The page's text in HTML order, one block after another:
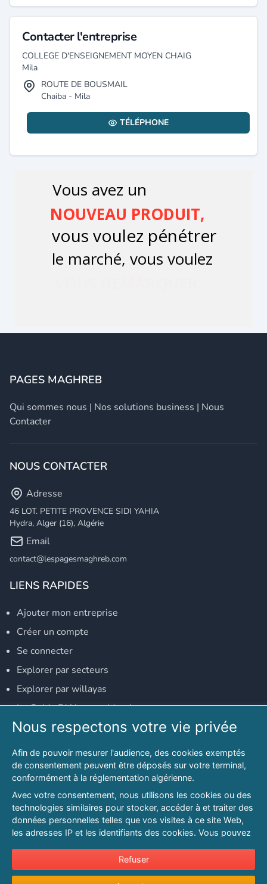
Contacter l'entreprise
COLLEGE D'ENSEIGNEMENT MOYEN CHAIG
Mila
ROUTE DE BOUSMAIL
Chaiba - Mila
TÉLÉPHONE
PAGES MAGHREB
Qui sommes nous | Nos solutions business | Nous
Contacter
NOUS CONTACTER
Adresse
46 LOT. PETITE PROVENCE SIDI YAHIA
Hydra, Alger (16), Algérie
Email
contact@lespagesmaghreb.com
LIENS RAPIDES
Ajouter mon entreprise
Créer un compte
Se connecter
Explorer par secteurs
Explorer par willayas
Le Guide D'Alger, guide-alger.com
NOS RÉSEAUX SOCIAUX
Notre page Facebook
Notre page LinkedIn
Notre page Instagram
Notre page Twitter
© 2026 PAGESMAGHREB.COM. ALL RIGHTS RESERVED
Conditions générales d'utilisation
Nous respectons votre vie privée
Afin de pouvoir mesurer l'audience, des cookies exemptés
de consentement peuvent être déposés sur votre terminal,
conformément à la réglementation algérienne.
Avec votre consentement, nous utilisons les cookies ou des
technologies similaires pour stocker, accéder à et traiter des
données personnelles telles que vos visites à ce site Web,
les adresses IP et les identifiants des cookies. Vous pouvez
sur l'intérêt légitime à tout moment en cliquant sur « Refuser
».
Refuser